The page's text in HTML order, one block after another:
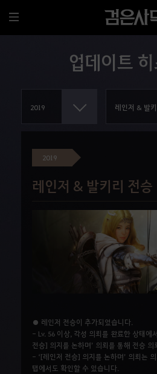
전
체
업데이트
2019
레인저 & 발키리 전승
● 레인저 전승이 추가되었습니다.
- Lv. 56 이상, 각성 의뢰를 완료한 상태에
전승] 의지를 논하며’ 의뢰를 통해 전승
- ‘[레인저 전승] 의지를 논하며’ 의뢰는
탭에서도 확인할 수 있습니다.